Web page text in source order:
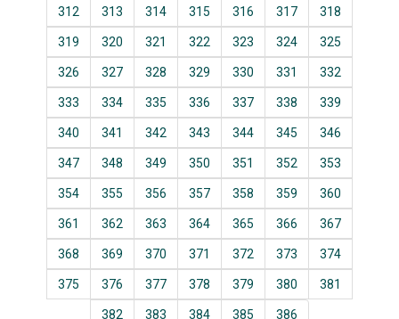
312 313 314 315 316 317 318
319 320 321 322 323 324 325
326 327 328 329 330 331 332
333 334 335 336 337 338 339
340 341 342 343 344 345 346
347 348 349 350 351 352 353
354 355 356 357 358 359 360
361 362 363 364 365 366 367
368 369 370 371 372 373 374
375 376 377 378 379 380 381
382 383 384 385 386